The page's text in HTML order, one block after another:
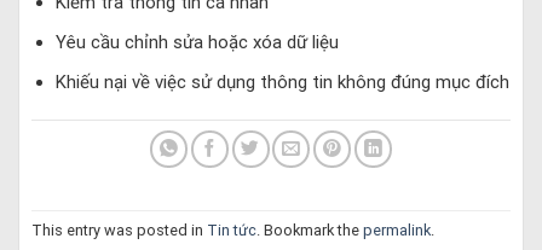
Yêu cầu chỉnh sửa hoặc xóa dữ liệu
Khiếu nại về việc sử dụng thông tin không đúng mục đích
This entry was posted in Tin tức. Bookmark the permalink.